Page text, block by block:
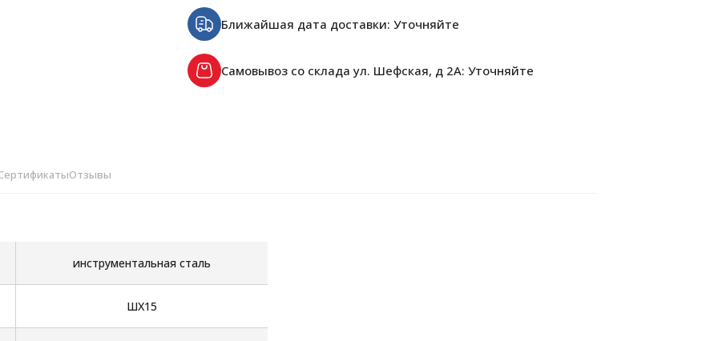
Ближайшая дата доставки: Уточняйте
Самовывоз со склада ул. Шефская, д 2А: Уточняйте
Отзывы
инструментальная сталь
ШХ15